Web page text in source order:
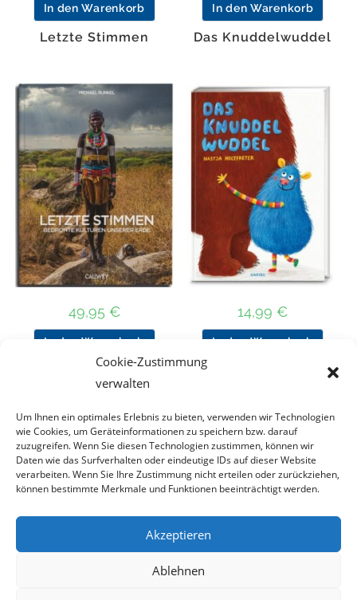
Cookie-Zustimmung
verwalten
Um Ihnen ein optimales Erlebnis zu bieten, verwenden wir Technologien
wie Cookies, um Geräteinformationen zu speichern bzw. darauf
zuzugreifen. Wenn Sie diesen Technologien zustimmen, können wir
Daten wie das Surfverhalten oder eindeutige IDs auf dieser Website
verarbeiten. Wenn Sie Ihre Zustimmung nicht erteilen oder zurückziehen,
können bestimmte Merkmale und Funktionen beeinträchtigt werden.
Akzeptieren
Ablehnen
In den Warenkorb In den Warenkorb
Letzte Stimmen
49,95 €
In den Warenkorb
Das Knuddelwuddel
14,99 €
In den Warenkorb
Nach Preis filtern
Kategorie
auswählen
Datenschutz
Haftungsausschluss